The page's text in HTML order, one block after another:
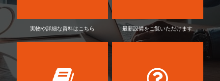
実物や詳細な資料はこちら 最新設備をご覧いただけます